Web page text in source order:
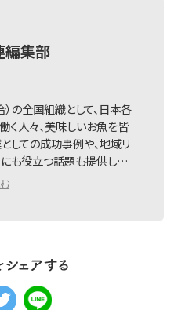
編集部
の全国組織として、日本各
く人々、美味しいお魚を皆
しての成功事例や、地域リ
にも役立つ話題も提供し…